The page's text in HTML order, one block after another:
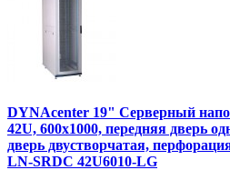
DYNAcenter 19" Серверный
42U, 600х1000, передняя дверь
дверь двустворчатая,
LN-SRDC 42U6010-LG